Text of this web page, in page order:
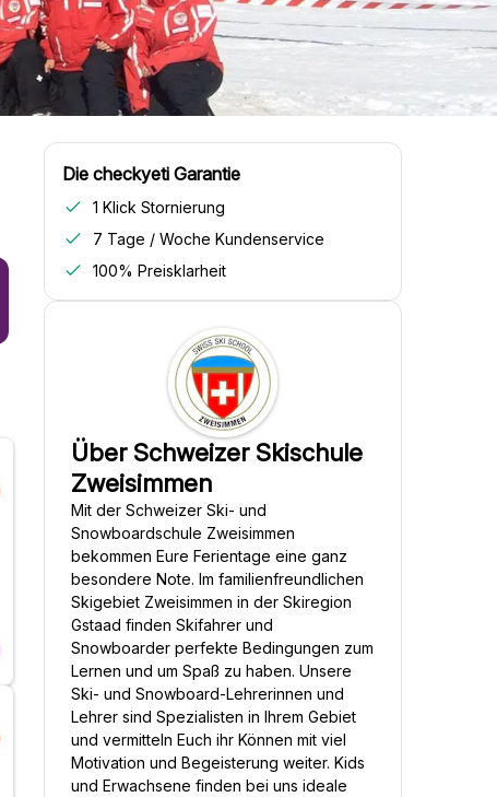
Die checkyeti Garantie
1 Klick Stornierung
7 Tage / Woche Kundenservice
100% Preisklarheit
Über Schweizer Skischule
Zweisimmen
Mit der Schweizer Ski- und
Snowboardschule Zweisimmen
bekommen Eure Ferientage eine ganz
besondere Note. Im familienfreundlichen
Skigebiet Zweisimmen in der Skiregion
Gstaad finden Skifahrer und
Snowboarder perfekte Bedingungen zum
Lernen und um Spaß zu haben. Unsere
Ski- und Snowboard-Lehrerinnen und
Lehrer sind Spezialisten in Ihrem Gebiet
und vermitteln Euch ihr Können mit viel
Motivation und Begeisterung weiter. Kids
und Erwachsene finden bei uns ideale